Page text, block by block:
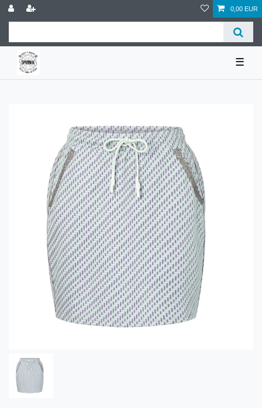
0,00 EUR
☰